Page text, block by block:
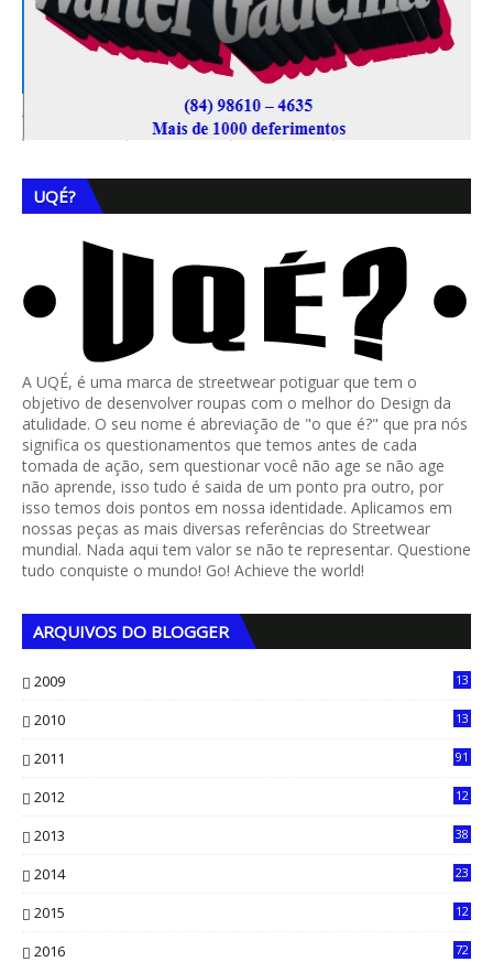
UQÉ?
A UQÉ, é uma marca de streetwear potiguar que tem o
objetivo de desenvolver roupas com o melhor do Design da
atulidade. O seu nome é abreviação de "o que é?" que pra nós
significa os questionamentos que temos antes de cada
tomada de ação, sem questionar você não age se não age
não aprende, isso tudo é saida de um ponto pra outro, por
isso temos dois pontos em nossa identidade. Aplicamos em
nossas peças as mais diversas referências do Streetwear
mundial. Nada aqui tem valor se não te representar. Questione
tudo conquiste o mundo! Go! Achieve the world!
ARQUIVOS DO BLOGGER
2009
13
2010
13
2011 91
2012
12
2013
38
2014
23
2015
12
2016
72